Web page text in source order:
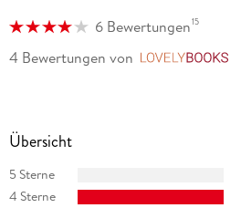
6 Bewertungen15
4 Bewertungen von
Übersicht
5 Sterne
4 Sterne